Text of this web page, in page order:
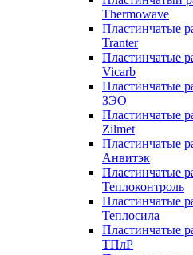
Thermowave
Пластинчатые
Tranter
Пластинчатые
Vicarb
Пластинчатые
ЗЭО
Пластинчатые
Zilmet
Пластинчатые
Анвитэк
Пластинчатые
Теплоконтроль
Пластинчатые
Теплосила
Пластинчатые
ТПлР